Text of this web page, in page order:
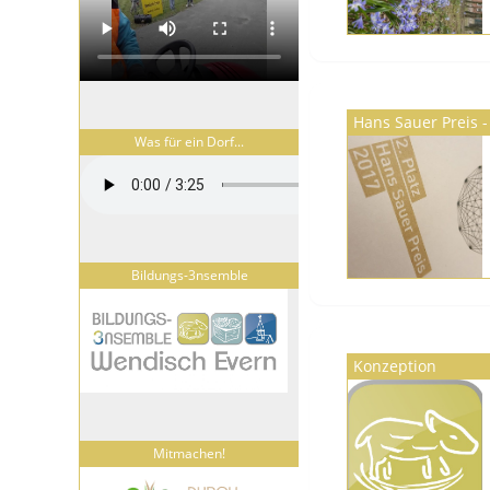
Was für ein Dorf...
Bildungs-3nsemble
Mitmachen!
Hans Sauer Preis
Konzeption